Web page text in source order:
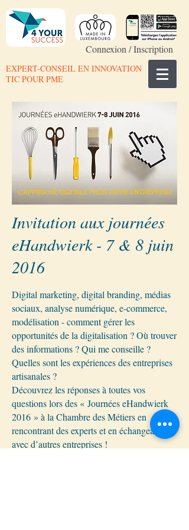
Connexion / Inscription
EXPERT-CONSEIL EN INNOVATION
TIC POUR PME
Invitation aux journées
eHandwierk - 7 & 8 juin
2016
Digital marketing, digital branding, médias
sociaux, analyse numérique, e-commerce,
modélisation - comment gérer les
opportunités de la digitalisation ? Où trouver
des informations ? Qui me conseille ?
Quelles sont les expériences des entreprises
artisanales ?
Découvrez les réponses à toutes vos
questions lors des « Journées eHandwierk
2016 » à la Chambre des Métiers en
rencontrant des experts et en échangeant
avec d’autres entreprises !